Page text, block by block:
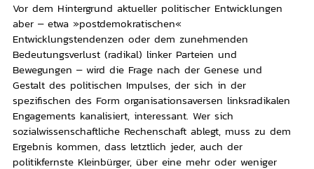
Vor dem Hintergrund aktueller politischer Entwicklungen
aber – etwa »postdemokratischen«
Entwicklungstendenzen oder dem zunehmenden
Bedeutungsverlust (radikal) linker Parteien und
Bewegungen – wird die Frage nach der Genese und
Gestalt des politischen Impulses, der sich in der
spezifischen des Form organisationsaversen linksradikalen
Engagements kanalisiert, interessant. Wer sich
sozialwissenschaftliche Rechenschaft ablegt, muss zu dem
Ergebnis kommen, dass letztlich jeder, auch der
politikfernste Kleinbürger, über eine mehr oder weniger